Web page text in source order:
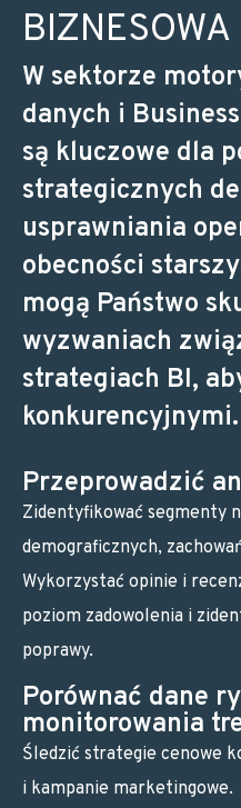
BIZNESOWA
W sektorze
danych i
są kluczowe dla
strategicznych
usprawniania
obecności
mogą Państwo
wyzwaniach
strategiach BI,
konkurencyjnymi.
Przeprowadzić
Zidentyfikować segmenty
demograficznych,
Wykorzystać opinie i
poziom zadowolenia i
poprawy.
Porównać dane
monitorowania
Śledzić strategie cenowe
i kampanie marketingowe.